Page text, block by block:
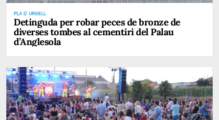
PLA D' URGELL
Detinguda per robar peces de bronze de
diverses tombes al cementiri del Palau
d’Anglesola